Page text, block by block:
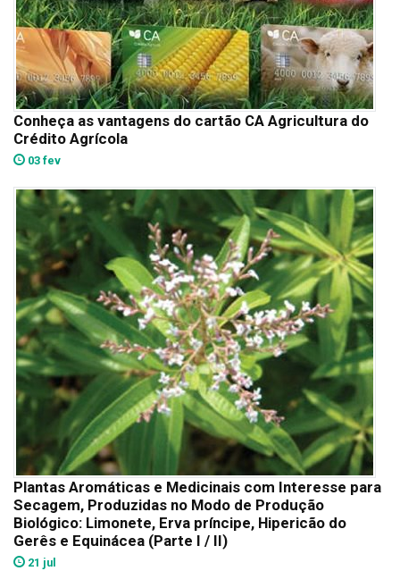
Conheça as vantagens do cartão CA Agricultura do
Crédito Agrícola
03 fev
Plantas Aromáticas e Medicinais com Interesse para
Secagem, Produzidas no Modo de Produção
Biológico: Limonete, Erva príncipe, Hipericão do
Gerês e Equinácea (Parte I / II)
21 jul